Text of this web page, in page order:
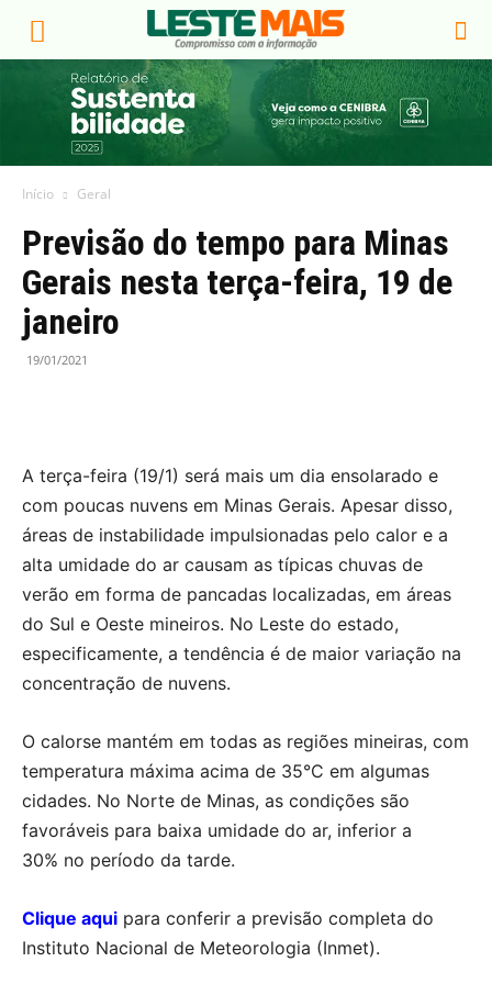
Início Geral
Previsão do tempo para Minas
Gerais nesta terça-feira, 19 de
janeiro
19/01/2021
A terça-feira (19/1) será mais um dia ensolarado e
com poucas nuvens em Minas Gerais. Apesar disso,
áreas de instabilidade impulsionadas pelo calor e a
alta umidade do ar causam as típicas chuvas de
verão em forma de pancadas localizadas, em áreas
do Sul e Oeste mineiros. No Leste do estado,
especificamente, a tendência é de maior variação na
concentração de nuvens.
O calorse mantém em todas as regiões mineiras, com
temperatura máxima acima de 35°C em algumas
cidades. No Norte de Minas, as condições são
favoráveis para baixa umidade do ar, inferior a
30% no período da tarde.
Clique aqui para conferir a previsão completa do
Instituto Nacional de Meteorologia (Inmet).